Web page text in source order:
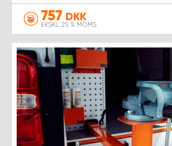
757 DKK
EKSKL. 25 % MOMS